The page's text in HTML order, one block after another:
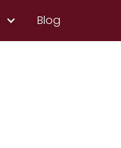
Blog